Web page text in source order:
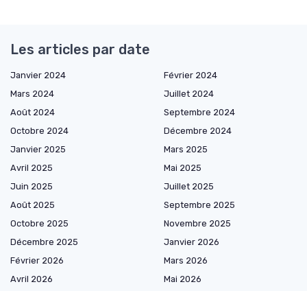
Les articles par date
Janvier 2024
Février 2024
Mars 2024
Juillet 2024
Août 2024
Septembre 2024
Octobre 2024
Décembre 2024
Janvier 2025
Mars 2025
Avril 2025
Mai 2025
Juin 2025
Juillet 2025
Août 2025
Septembre 2025
Octobre 2025
Novembre 2025
Décembre 2025
Janvier 2026
Février 2026
Mars 2026
Avril 2026
Mai 2026